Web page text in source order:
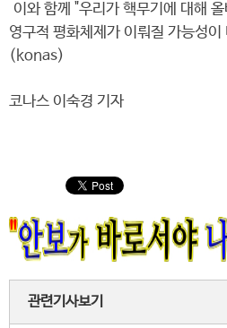
이와 함께 "우리가 핵무기에 대해
영구적 평화체제가 이뤄질 가능성
(konas)
코나스 이숙경 기자
관련기사보기